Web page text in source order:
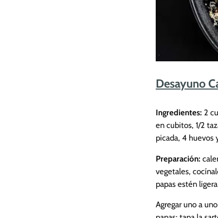
Desayuno
Ingredientes: 2
en cubitos, 1/2
picada, 4 huevos
Preparación:
vegetales,
papas estén
Agregar uno a